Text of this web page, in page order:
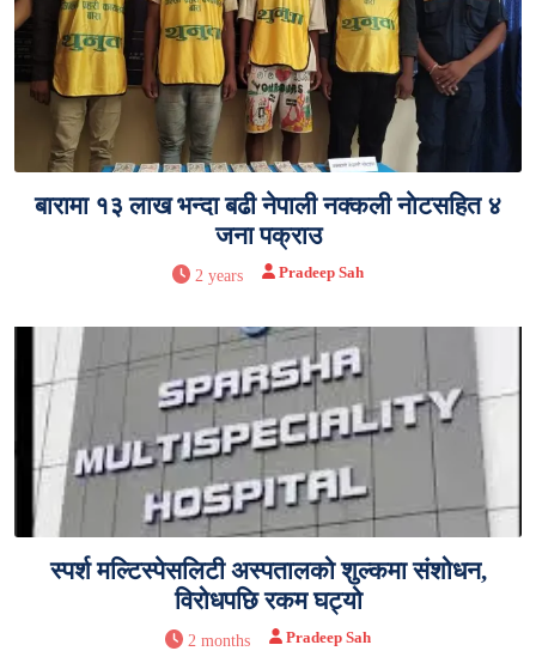
बारामा १३ लाख भन्दा बढी नेपाली नक्कली नाेटसहित ४
जना पक्राउ
2 years Pradeep Sah
स्पर्श मल्टिस्पेसलिटी अस्पतालको शुल्कमा संशोधन,
विरोधपछि रकम घट्यो
2 months Pradeep Sah